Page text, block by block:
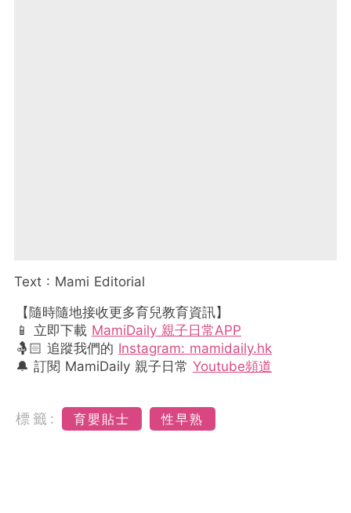
Text : Mami Editorial
【隨時隨地接收更多育兒教育資訊】
📱 立即下載 MamiDaily 親子日常APP
🤱🏻 追蹤我們的 Instagram: mamidaily.hk
🔔 訂閱 MamiDaily 親子日常 Youtube頻道
標籤: 育嬰貼士 性早熟